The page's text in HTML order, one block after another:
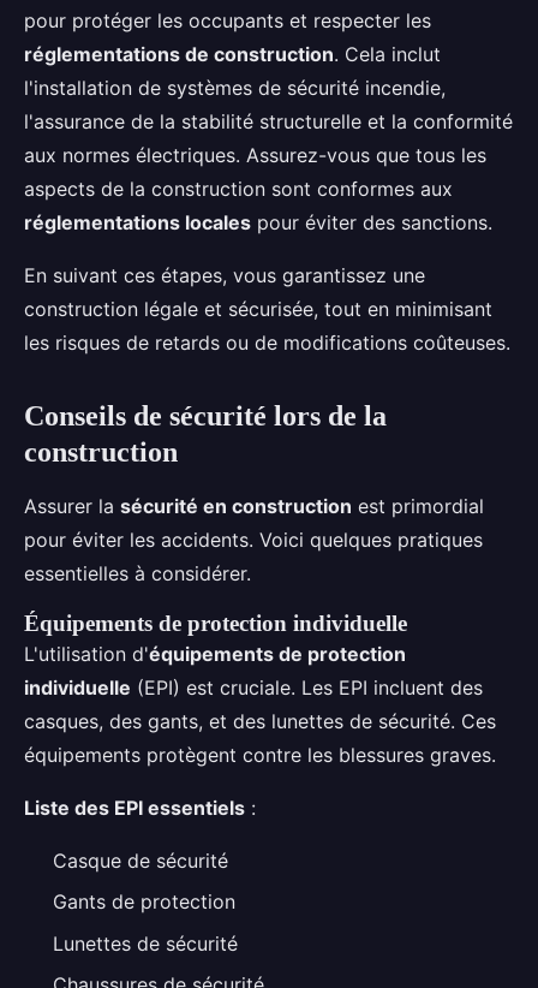
pour protéger les occupants et respecter les
réglementations de construction. Cela inclut
l'installation de systèmes de sécurité incendie,
l'assurance de la stabilité structurelle et la conformité
aux normes électriques. Assurez-vous que tous les
aspects de la construction sont conformes aux
réglementations locales pour éviter des sanctions.
En suivant ces étapes, vous garantissez une
construction légale et sécurisée, tout en minimisant
les risques de retards ou de modifications coûteuses.
Conseils de sécurité lors de la
construction
Assurer la sécurité en construction est primordial
pour éviter les accidents. Voici quelques pratiques
essentielles à considérer.
Équipements de protection individuelle
L'utilisation d'équipements de protection
individuelle (EPI) est cruciale. Les EPI incluent des
casques, des gants, et des lunettes de sécurité. Ces
équipements protègent contre les blessures graves.
Liste des EPI essentiels :
Casque de sécurité
Gants de protection
Lunettes de sécurité